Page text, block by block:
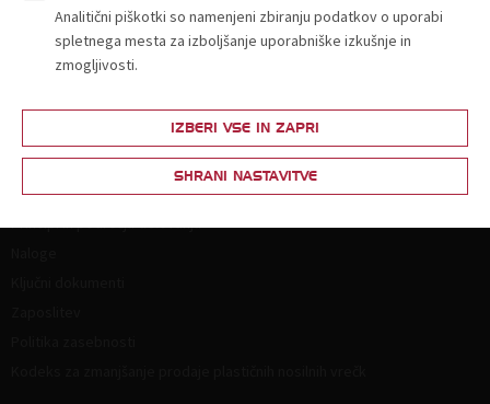
O nas
Kdo smo in kako do nas?
Strokovne komisije in sekcije
Poslanstvo, vrednote, vizija
Principi in področja delovanja
Analitični piškotki so namenjeni zbiranju podatkov o uporabi
spletnega mesta za izboljšanje uporabniške izkušnje in
zmogljivosti.
IZBERI VSE IN ZAPRI
SHRANI NASTAVITVE